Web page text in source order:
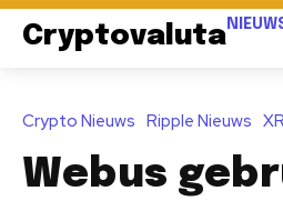
Cryptovaluta
Crypto Nieuws Ripple Nieuws
Webus